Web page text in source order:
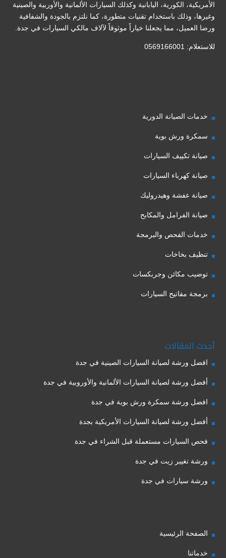
الأمريكية، الكورية، اليابانية وكذلك السيارات الألمانية والأوربية والصينية
وغيرها، وذلك باستخدام تقنيات متطورة، كما نلتزم بالجودة والشفافية
ورضا العميل، مما يجعلنا خياراً موثوقاً لآلاف مالكي السيارات في جدة.
للاستعلام: 0569166001
خدمات الصيانة الدورية
سمكرة ورش بوية
صيانة تكييف السيارات
صيانة كهرباء السيارات
صيانة عفشة وهيدروليك
صيانة الفرامل والمكابح
خدمات الفحص والبرمجة
تنظيف بخاخات
توضيب مكائن وجربكسات
برمجة مفاتيح السيارات
أحدث المقالات
افضل ورشة لصيانة السيارات الصينية في جدة
أفضل ورشة لصيانة السيارات الألمانية والأوروبية في جدة
افضل ورشة سمكرة ورش بوية في جدة
أفضل ورشة لصيانة السيارات الأمريكية بجدة
فحص السيارات مستعملة قبل الشراء في جدة
ورشة تغيير زيت في جدة
ورشة سيارات في جدة
الصفحة الرئيسية
خدماتنا